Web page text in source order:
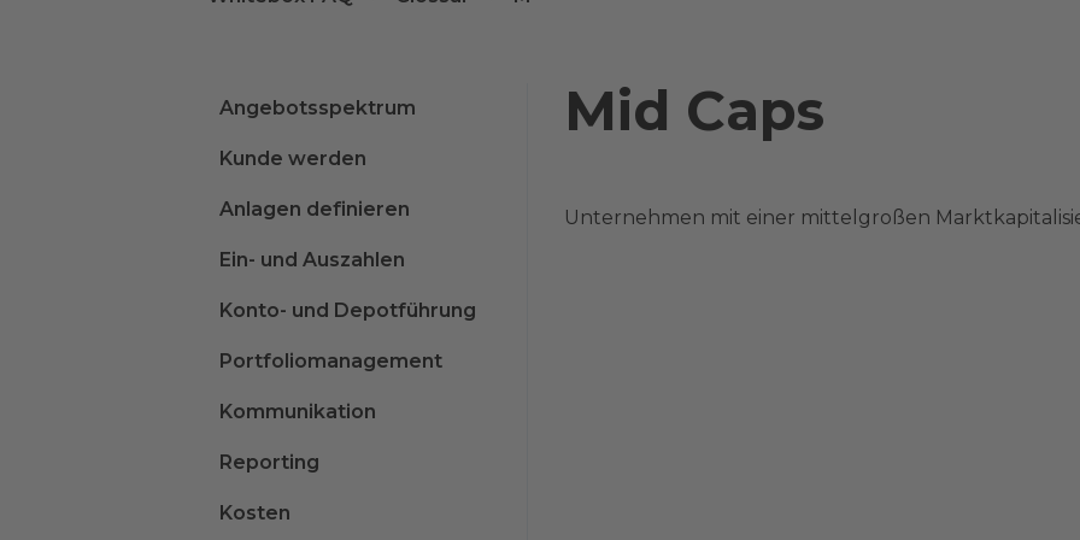
Mid Caps
Unternehmen mit einer mittelgroßen
Angebotsspektrum
Kunde werden
Anlagen definieren
Ein- und Auszahlen
Konto- und Depotführung
Portfoliomanagement
Kommunikation
Reporting
Kosten